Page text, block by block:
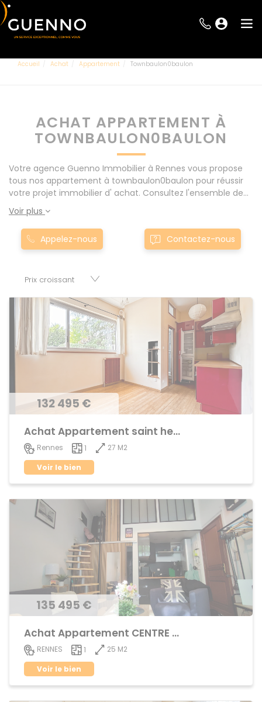
Accueil Achat Appartement Townbaulon0baulon
ACHAT APPARTEMENT À
TOWNBAULON0BAULON
Votre agence Guenno Immobilier à Rennes vous propose
tous nos appartement à townbaulon0baulon pour réussir
votre projet immobilier d' achat. Consultez l'ensemble de
nos offres à Rennes mais également aux alentours : Le
Rheu, Pacé, Montgermont... Nos appartement à
townbaulon0baulon sont proposés au meilleur prix du
marché pour permettre au plus grand nombre de réussir
appartements, maisons, immeubles, terrains et murs.
Voir plus
Appelez-nous Contactez-nous
132 495 €
Achat Appartement saint helier
Rennes 1
27 M2
Voir le bien
135 495 €
Achat Appartement CENTRE VILLE
RENNES 1
25 M2
Voir le bien